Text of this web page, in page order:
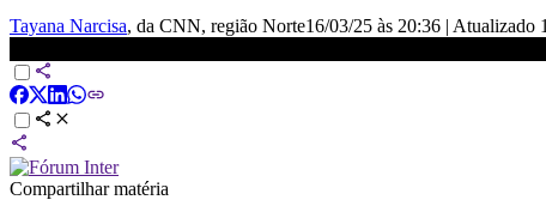
Tayana Narcisa, da CNN, região Norte16/03/25 às 20:36 | Atualizado
Compartilhar matéria